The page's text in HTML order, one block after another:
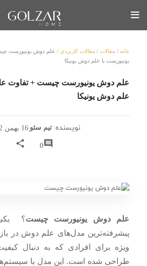
خانه / مقالات / مقالات کاربردی / علم دوش یونیورست
یونیورست با علم دوش یونیکا
علم دوش یونیورست چیست + تفاوت
علم دوش یونیکا
نویسنده: تیم سئو|16 بهمن 1402
0
علم دوش یونیورست چیست؟ یکی
پیشرفته‌ترین مدل‌های علم دوش در
ویژه برای افرادی که به دنبال
طراحی شده است. این مدل با